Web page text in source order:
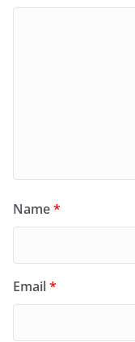
Name*
Email*